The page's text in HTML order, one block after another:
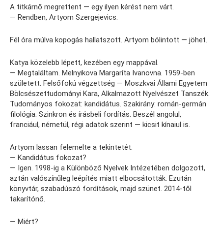
A titkárnő megrettent — egy ilyen kérést nem várt.
— Rendben, Artyom Szergejevics.
Fél óra múlva kopogás hallatszott. Artyom bólintott — jöhet.
Katya közelebb lépett, kezében egy mappával.
— Megtaláltam. Melnyikova Margaríta Ivanovna. 1959-ben
született. Felsőfokú végzettség — Moszkvai Állami Egyetem
Bölcsészettudományi Kara, Alkalmazott Nyelvészet Tanszék.
Tudományos fokozat: kandidátus. Szakirány: román-germán
filológia. Szinkron és írásbeli fordítás. Beszél angolul,
franciául, németül, régi adatok szerint — kicsit kínaiul is.
Artyom lassan felemelte a tekintetét.
— Kandidátus fokozat?
— Igen. 1998-ig a Különböző Nyelvek Intézetében dolgozott,
aztán valószínűleg leépítés miatt elbocsátották. Ezután
könyvtár, szabadúszó fordítások, majd szünet. 2014-től
takarítónő.
— Miért?